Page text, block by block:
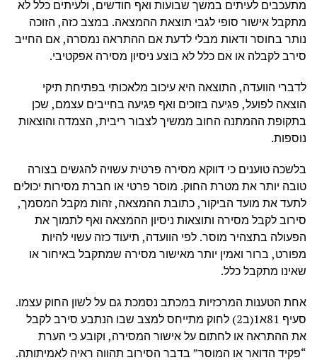
מתעכבים לעיתים במשך שבועות ואף חודשים, ולעיתים כלל לא
מתקבל אישור סופי לגבי תוצאת ההמצאה. במצב כזה, הזוכה
נותר בחוסר ודאות מבלי לדעת אם ההתראה נמסרה, אם החייב
סירב לקבלה או אם כלל לא בוצע ניסיון מסירה אפקטיבי.
לדברי הוועדה, התוצאה היא עיכוב מלאכותי בפתיחת תיקי
הוצאה לפועל, פגיעה בזוכים ואף פגיעה בחייבים עצמם, שכן
בתקופת ההמתנה החוב ממשיך לצבור ריבית, הצמדה והוצאות
נוספות.
בלשכה טוענים כי דווקא מסירה פרטית עשויה להגשים בצורה
טובה יותר את מטרת החוק. מוסר פרטי או חברת מסירות יכולים
לתעד את מועד הביקור, כתובת ההמצאה, זהות מקבל המסמך,
סירוב לקבל מסירה ותוצאות ניסיון ההמצאה ואף לתמוך את
הפעולה בתצהיר מוסר. לפי הוועדה, תיעוד כזה עשוי להיות
מפורט, ברור ואמין יותר מאישור מסירה שמתקבל באיחור או
שאינו מתקבל כלל.
אחת הטענות המרכזיות במכתב נסמכת גם על לשון החוק עצמו.
סעיף 81א1(ב2) לחוק מתייחס למצב שבו הנתבע סירב לקבל
את ההתראה או לחתום על אישור המסירה, וקובע כי הערת
“פקיד הדואר או המוסר” בדבר הסירוב תהווה ראיה לאמיתותה.